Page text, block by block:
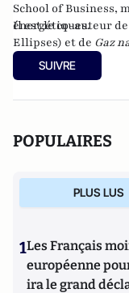
School of Business,
énergétiques.
Il est le co-auteur de
Ellipses) et de Gaz
SUIVRE
POPULAIRES
PLUS LUS
1Les Français
européenne
ira le grand